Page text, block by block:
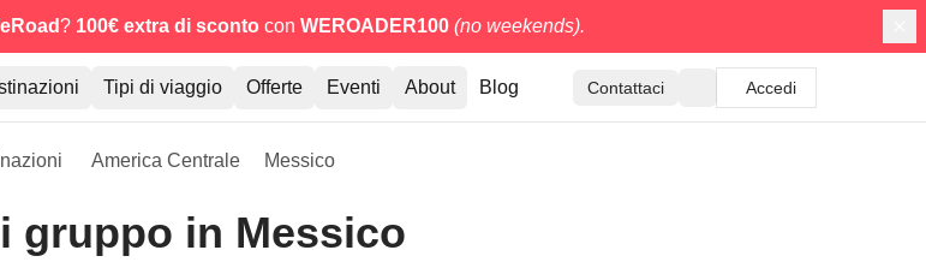
? 100€ extra di scontocon WEROADER100 (no weekends).
Tipi di viaggio Offerte Eventi About Blog Contattaci Accedi
America Centrale Messico
gruppo in Messico